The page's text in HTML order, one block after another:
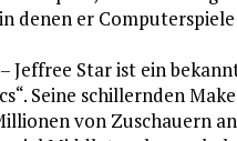
denen er
– Jeffree Star ist ein
Seine schillernden
von Zuschauern